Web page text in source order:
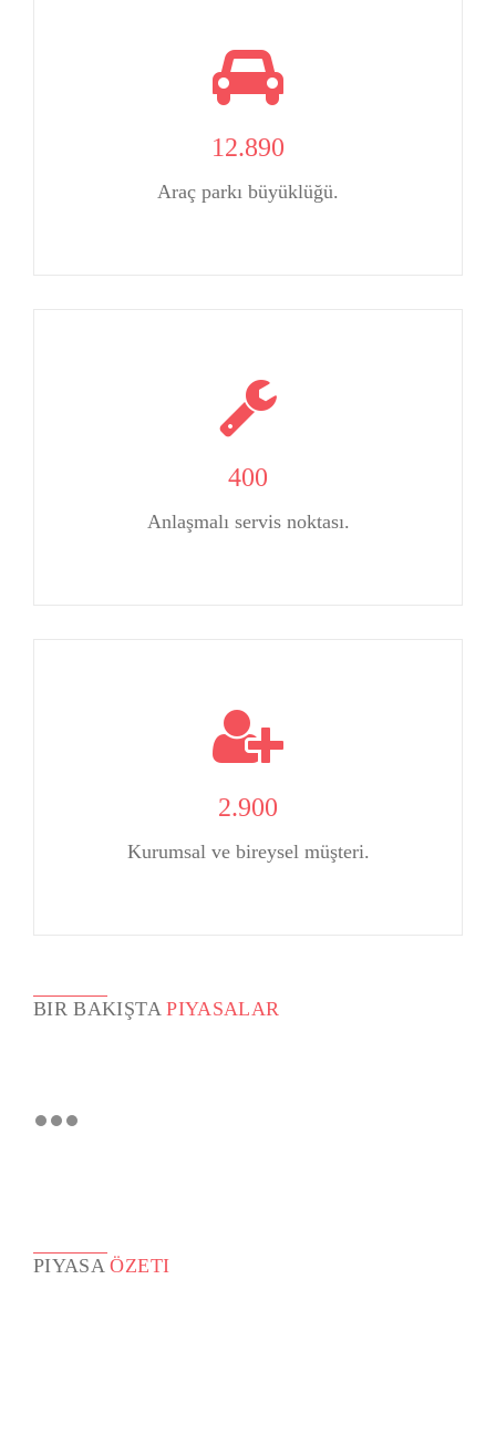
12.890
Araç parkı büyüklüğü.
400
Anlaşmalı servis noktası.
2.900
Kurumsal ve bireysel müşteri.
BIR BAKIŞTAPIYASALAR
PIYASAÖZETI